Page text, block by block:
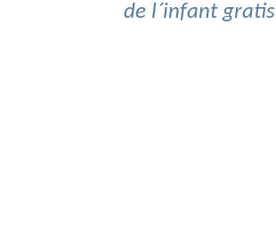
de l´infant gratis